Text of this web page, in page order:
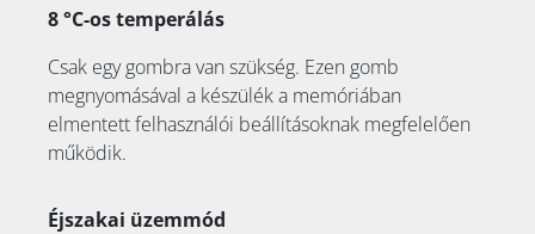
8 °C-os temperálás
Csak egy gombra van szükség. Ezen gomb
megnyomásával a készülék a memóriában
elmentett felhasználói beállításoknak megfelelően
működik.
Éjszakai üzemmód